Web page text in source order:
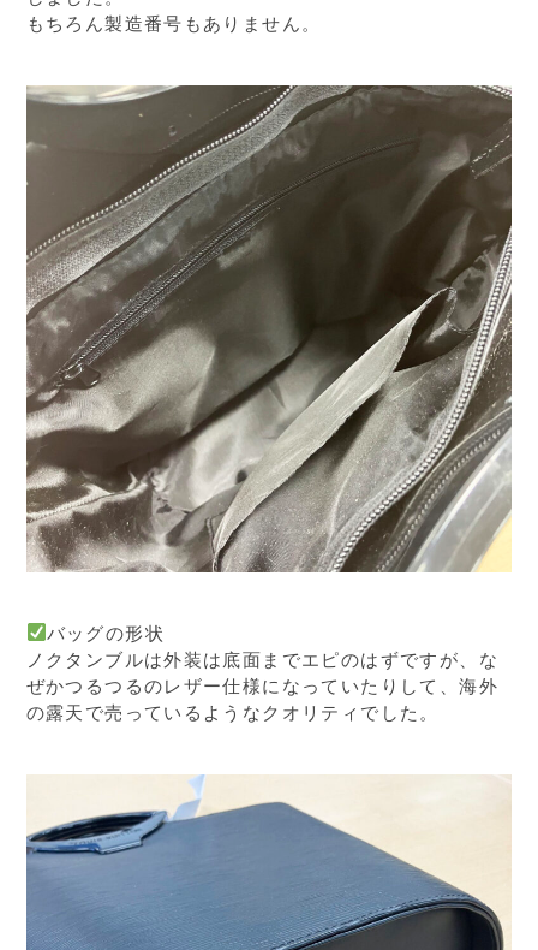
もちろん製造番号もありません。
バッグの形状
ノクタンブルは外装は底面までエピのはずですが、な
ぜかつるつるのレザー仕様になっていたりして、海外
の露天で売っているようなクオリティでした。